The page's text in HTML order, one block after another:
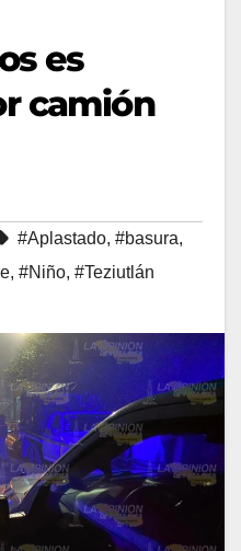
es
camión
#Aplastado, #basura,
, #Niño, #Teziutlán